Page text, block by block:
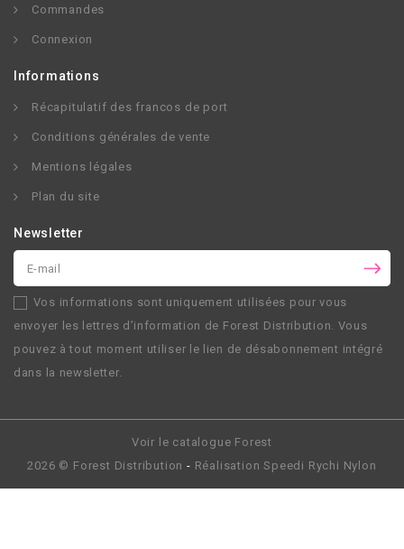
Commandes
Connexion
Informations
Récapitulatif des francos de port
Conditions générales de vente
Mentions légales
Plan du site
Newsletter
Vos informations sont uniquement utilisées pour vous
envoyer les lettres d’information de Forest Distribution. Vous
pouvez à tout moment utiliser le lien de désabonnement intégré
dans la newsletter.
Voir le catalogue Forest
2026 © Forest Distribution - RéalisationSpeedi Rychi Nylon